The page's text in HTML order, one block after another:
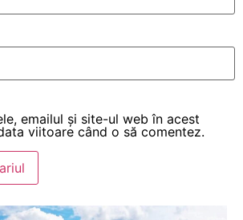
emailul și site-ul web în acest
viitoare când o să comentez.